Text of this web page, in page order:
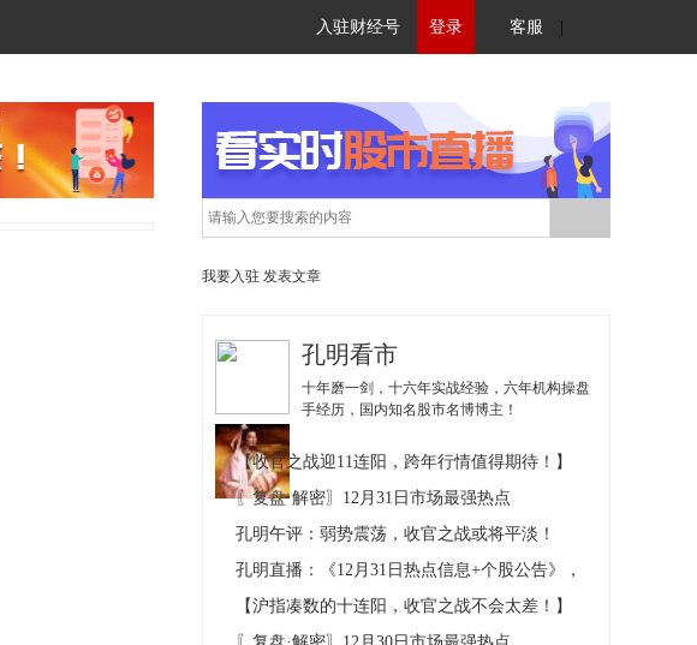
入驻财经号 登录 客服
我要入驻 发表文章
孔明看市
十年磨一剑，十六年实战经验，六年机构操盘
手经历，国内知名股市名博博主！
【收官之战迎11连阳，跨年行情值得期待！】
〖复盘·解密〗12月31日市场最强热点
孔明午评：弱势震荡，收官之战或将平淡！
孔明直播：《12月31日热点信息+个股公告》，
【沪指凑数的十连阳，收官之战不会太差！】